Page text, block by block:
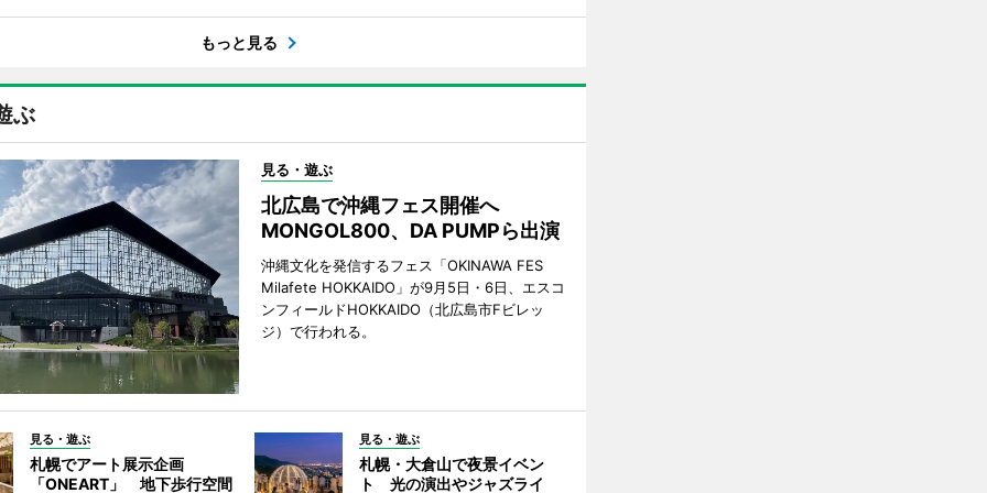
もっと見る
ぶ
見る・遊ぶ
北広島で沖縄フェス開催へ
MONGOL800、DA PUMPら出演
沖縄文化を発信するフェス「OKINAWA FES
Milafete HOKKAIDO」が9月5日・6日、エスコ
ンフィールドHOKKAIDO（北広島市Fビレッ
ジ）で行われる。
見る・遊ぶ
札幌でアート展示企画
「ONEART」 地下歩行空間
見る・遊ぶ
札幌・大倉山で夜景イベン
ト 光の演出やジャズライ